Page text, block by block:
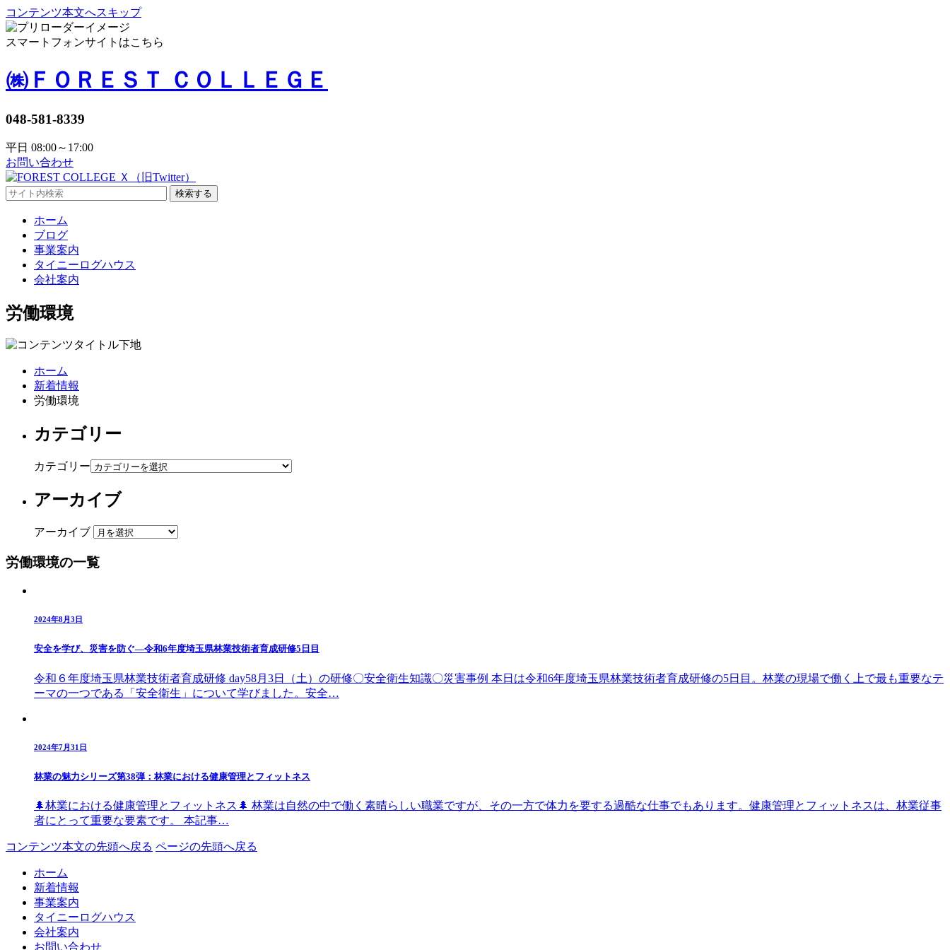
コンテンツ本文へスキップ
スマートフォンサイトはこちら
㈱ＦＯＲＥＳＴ ＣＯＬＬＥＧＥ
048-581-8339
平日 08:00～17:00
お問い合わせ
検索する
ホーム
ブログ
事業案内
タイニーログハウス
会社案内
労働環境
ホーム
新着情報
労働環境
カテゴリー
カテゴリー
アーカイブ
アーカイブ
労働環境の一覧
2024年8月3日
安全を学び、災害を防ぐ—令和6年度埼玉県林業技術者育成研修5日目
令和６年度埼玉県林業技術者育成研修 day58月3日（土）の研修〇安全衛生知識〇災害事例 本日は令和6年度埼玉県林業技術者育成研修の5日目。林業の現場で働く上で最も重要なテ
ーマの一つである「安全衛生」について学びました。安全…
2024年7月31日
林業の魅力シリーズ第38弾：林業における健康管理とフィットネス
🌲林業における健康管理とフィットネス🌲 林業は自然の中で働く素晴らしい職業ですが、その一方で体力を要する過酷な仕事でもあります。健康管理とフィットネスは、林業従事
者にとって重要な要素です。 本記事…
コンテンツ本文の先頭へ戻る ページの先頭へ戻る
ホーム
新着情報
事業案内
タイニーログハウス
会社案内
お問い合わせ